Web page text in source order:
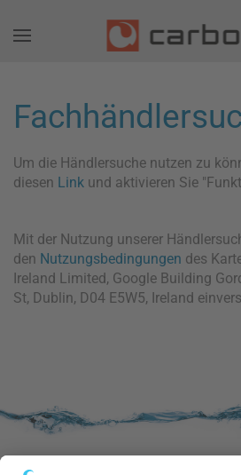
Um die Händlersuche nutzen zu
diesen Link und aktivieren Sie
Mit der Nutzung unserer
den Nutzungsbedingungen des
Ireland Limited, Google Building
St, Dublin, D04 E5W5, Ireland
SERVICE